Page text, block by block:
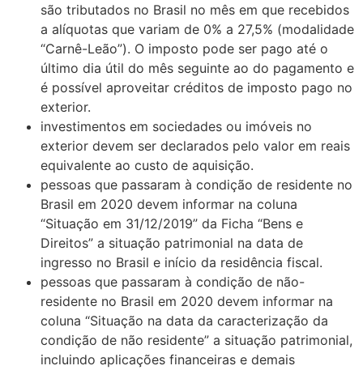
são tributados no Brasil no mês em que recebidos
a alíquotas que variam de 0% a 27,5% (modalidade
“Carnê-Leão”). O imposto pode ser pago até o
último dia útil do mês seguinte ao do pagamento e
é possível aproveitar créditos de imposto pago no
exterior.
investimentos em sociedades ou imóveis no
exterior devem ser declarados pelo valor em reais
equivalente ao custo de aquisição.
pessoas que passaram à condição de residente no
Brasil em 2020 devem informar na coluna
“Situação em 31/12/2019” da Ficha “Bens e
Direitos” a situação patrimonial na data de
ingresso no Brasil e início da residência fiscal.
pessoas que passaram à condição de não-
residente no Brasil em 2020 devem informar na
coluna “Situação na data da caracterização da
condição de não residente” a situação patrimonial,
incluindo aplicações financeiras e demais